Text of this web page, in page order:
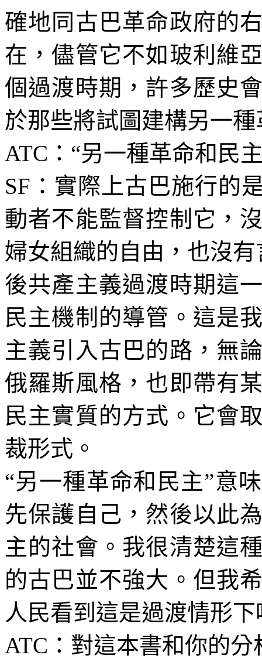
確地同古巴革命政府的
在，儘管它不如玻利維
個過渡時期，許多歷史
於那些將試圖建構另一
ATC ：“另一種革命和民
SF ：實際上古巴施行的
動者不能監督控制它，
婦女組織的自由，也沒
後共產主義過渡時期這
民主機制的導管。這是
主義引入古巴的路，無
俄羅斯風格，也即帶有
民主實質的方式。它會
裁形式。
“另一種革命和民主”意
先保護自己，然後以此
主的社會。我很清楚這
的古巴並不強大。但我
人民看到這是過渡情形
ATC ：對這本書和你的